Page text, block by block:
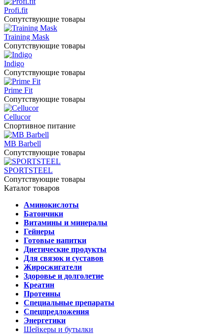
Profi.fit
Сопутствующие товары
Training Mask
Сопутствующие товары
Indigo
Сопутствующие товары
Prime Fit
Сопутствующие товары
Cellucor
Спортивное питание
MB Barbell
Сопутствующие товары
SPORTSTEEL
Сопутствующие товары
Каталог товаров
Аминокислоты
Батончики
Витамины и минералы
Гейнеры
Готовые напитки
Диетические продукты
Для связок и суставов
Жиросжигатели
Здоровье и долголетие
Креатин
Протеины
Специальные препараты
Спецпредложения
Энергетики
Шейкеры и бутылки